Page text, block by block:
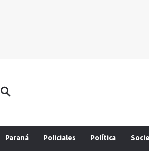
Paraná Policiales Política